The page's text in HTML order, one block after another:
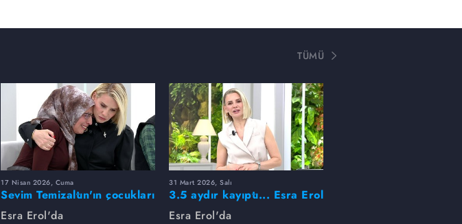
TÜMÜ
17 Nisan 2026, Cuma
Sevim Temizaltın'ın çocukları
nerede?
Esra Erol'da
31 Mart 2026, Salı
3.5 aydır kayıptı... Esra Erol
buldu!
Esra Erol'da